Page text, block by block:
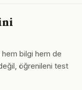
hem bilgi hem de
öğrenileni test